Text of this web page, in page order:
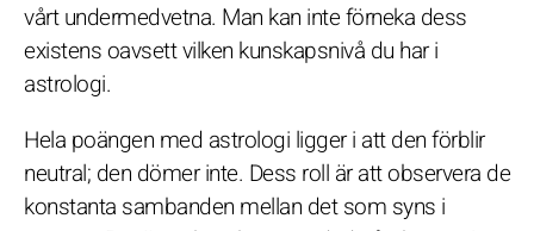
vårt undermedvetna. Man kan inte förneka dess
existens oavsett vilken kunskapsnivå du har i
astrologi.
Hela poängen med astrologi ligger i att den förblir
neutral; den dömer inte. Dess roll är att observera de
konstanta sambanden mellan det som syns i